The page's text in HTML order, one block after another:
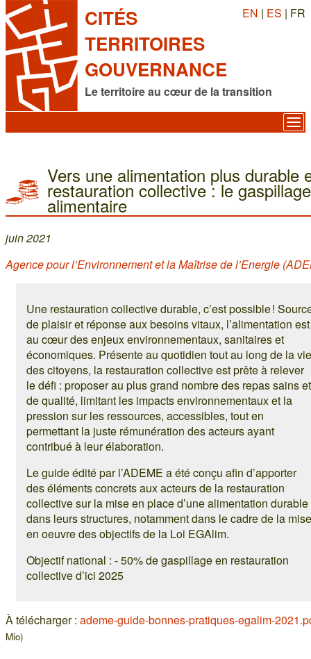
CITÉS
TERRITOIRES
GOUVERNANCE
Le territoire au cœur de la transition
EN | ES | FR
Vers une alimentation plus durable
restauration collective : le gaspillage
alimentaire
juin 2021
Agence pour l’Environnement et la Maîtrise de l’Energie
Une restauration collective durable, c’est possible !
de plaisir et réponse aux besoins vitaux, l’alimentation est
au cœur des enjeux environnementaux, sanitaires et
économiques. Présente au quotidien tout au long de la vie
des citoyens, la restauration collective est prête à relever
le défi : proposer au plus grand nombre des repas sains et
de qualité, limitant les impacts environnementaux et la
pression sur les ressources, accessibles, tout en
permettant la juste rémunération des acteurs ayant
contribué à leur élaboration.
Le guide édité par l’ADEME a été conçu afin d’apporter
des éléments concrets aux acteurs de la restauration
collective sur la mise en place d’une alimentation durable
dans leurs structures, notamment dans le cadre de la mise
en oeuvre des objectifs de la Loi EGAlim.
Objectif national : - 50% de gaspillage en restauration
collective d’ici 2025
À télécharger : ademe-guide-bonnes-pratiques-egalim-
Mio)